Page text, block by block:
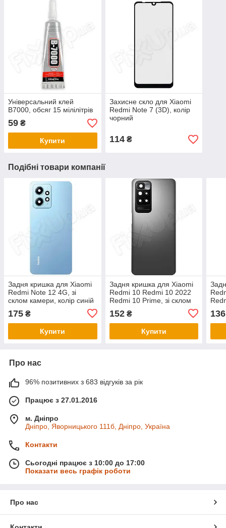
Універсальний клей
B7000, обсяг 15 мілілітрів
59 ₴
Купити
Захисне скло для Xiaomi
Redmi Note 7 (3D), колір
чорний
114₴
Подібні товари компанії
Задня кришка для Xiaomi
Redmi Note 12 4G, зі
склом камери, колір синій
175 ₴
Купити
Задня кришка для Xiaomi
Redmi 10 Redmi 10 2022
Redmi 10 Prime, зі склом
152₴
Купити
136
Про нас
96% позитивних з 683 відгуків за рік
Працює з 27.01.2016
м. Дніпро
Дніпро, Яворницького 111б, Дніпро, Україна
Контакти
Сьогодні працює з 10:00 до 17:00
Показати весь графік роботи
Про нас